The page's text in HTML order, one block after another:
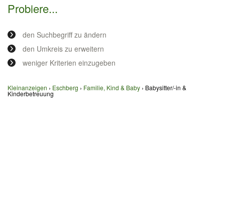
Anzeige aufgeben
Probiere...
den Suchbegriff zu ändern
den Umkreis zu erweitern
weniger Kriterien einzugeben
Kleinanzeigen Eschberg Familie, Kind & Baby Babysitter/-in &
Kinderbetreuung